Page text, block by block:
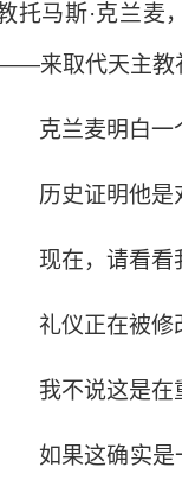
托马斯·克兰
来取代天主教
克兰麦明白一
历史证明他是
现在，请看看
礼仪正在被修
我不说这是在
如果这确实